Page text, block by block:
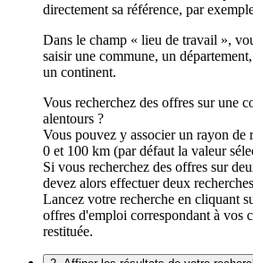
directement sa référence, par
Dans le champ « lieu de travail »,
saisir une commune, un
un continent.
Vous recherchez des offres sur une
alentours ?
Vous pouvez y associer un rayon de
0 et 100 km (par défaut la valeur
Si vous recherchez des offres sur
devez alors effectuer deux
Lancez votre recherche en cliquant
offres d'emploi correspondant à vos
restituée.